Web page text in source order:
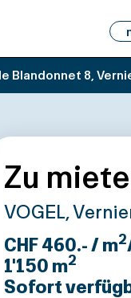
Blandonnet 8,
Zu
VOGEL,
CHF 460.- / m2
1'150 m2
Sofort